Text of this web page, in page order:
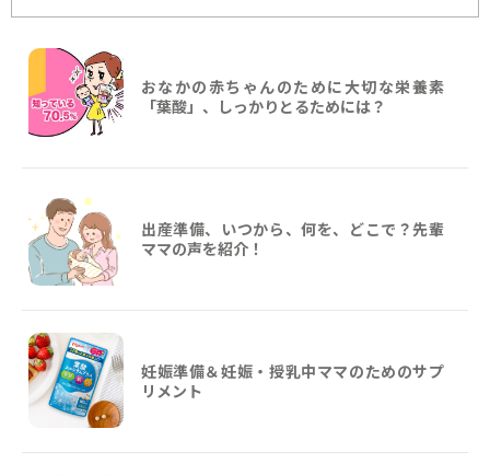
おなかの赤ちゃんのために大切な栄養素
「葉酸」、しっかりとるためには？
出産準備、いつから、何を、どこで？先輩
ママの声を紹介！
妊娠準備＆妊娠・授乳中ママのためのサプ
リメント